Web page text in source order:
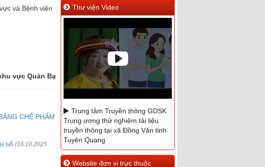
và Bệnh viện
vực Quản Bạ
CHẾ PHẨM
số (16.10.2025
Thư viện Video
Trung tâm Truyền thông GDSK
Trung ương thử nghiệm tài liệu
truyền thông tại xã Đồng Văn tỉnh
Tuyên Quang
Phóng sự hưởng ứng ngày
Quốc tế Điều dưỡng
Website đơn vị trực thuộc